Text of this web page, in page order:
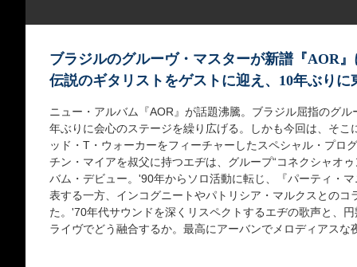
ブラジルのグルーヴ・マスターが新譜『AOR
伝説のギタリストをゲストに迎え、10年ぶりに
ニュー・アルバム『AOR』が話題沸騰。ブラジル屈指のグ
年ぶりに会心のステージを繰り広げる。しかも今回は、そ
ッド・T・ウォーカーをフィーチャーしたスペシャル・プロ
チン・マイアを叔父に持つエヂは、グループ“コネクシャオ
バム・デビュー。'90年からソロ活動に転じ、『パーティ・
表する一方、インコグニートやパトリシア・マルクスとの
た。'70年代サウンドを深くリスペクトするエヂの歌声と、
ライヴでどう融合するか。最高にアーバンでメロディアスな